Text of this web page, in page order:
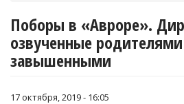
Поборы в «Авроре».
озвученные
завышенными
17 октября, 2019 - 16:05